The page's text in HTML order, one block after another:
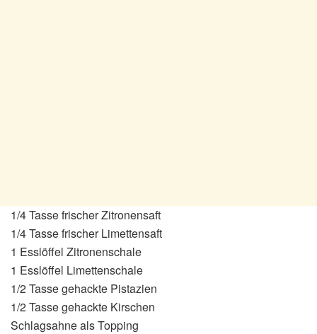
1/4 Tasse frischer Zitronensaft
1/4 Tasse frischer Limettensaft
1 Esslöffel Zitronenschale
1 Esslöffel Limettenschale
1/2 Tasse gehackte Pistazien
1/2 Tasse gehackte Kirschen
Schlagsahne als Topping